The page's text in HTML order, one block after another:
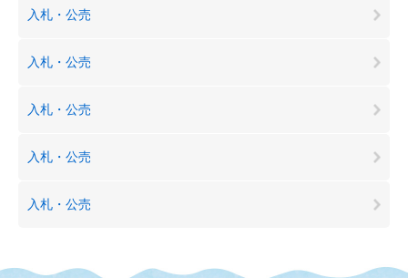
入札・公売
入札・公売
入札・公売
入札・公売
入札・公売